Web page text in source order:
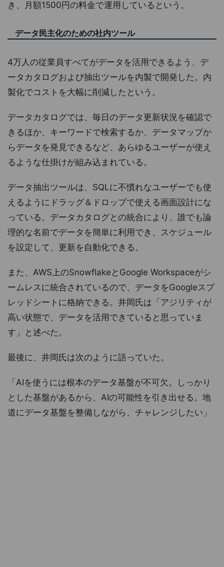
き、月額1500円の料金で運用しているという。
データ民主化のための社内ツール
4万人の従業員すべてがデータを活用できるよう、デ
ータカタログおよび抽出ツールを内製で開発した。内
製化でコストを大幅に削減したという。
データカタログでは、毎日のデータ更新状況を確認で
きるほか、キーワードで検索するか、データマップか
らデータを発見できるなど、あらゆるユーザーが使え
るような仕掛けが組み込まれている。
データ抽出ツールは、SQLに不慣れなユーザーでも使
えるようにドラッグ＆ドロップで使える画面設計にな
っている。データカタログとの統合により、誰でも論
理的な名前でデータを簡単に利用でき、スケジュール
を設定して、更新を自動化できる。
また、AWS上のSnowflakeとGoogle Workspaceがシ
ームレスに統合されているので、データをGoogleスプ
レッドシートに格納できる。井岡氏は「アジリティが
高い状態で、データを活用できていると思っていま
す」と述べた。
最後に、井岡氏は次のように語っていた。
「AIを使うには根本のデータ基盤が不可欠。しっかり
とした基盤があるから、AIの可能性を引き出せる。地
道にデータ基盤を整備しながら、チャレンジしたい」